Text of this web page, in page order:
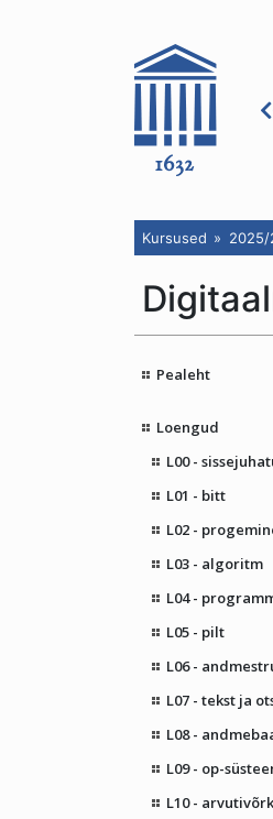
Kursused 2025/
Pealeht
Loengud
L00 -
L01 - bitt
L02 -
L03 - algoritm
L04 -
L05 - pilt
L06 -
L07 - tekst ja
L08 -
L09 - op-
L10 - arvutivõrk